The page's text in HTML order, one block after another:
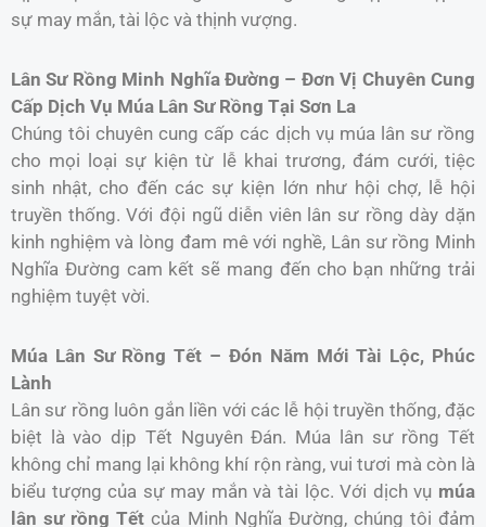
sự may mắn, tài lộc và thịnh vượng.
Lân Sư Rồng Minh Nghĩa Đường – Đơn Vị Chuyên Cung
Cấp Dịch Vụ Múa Lân Sư Rồng Tại Sơn La
Chúng tôi chuyên cung cấp các dịch vụ múa lân sư rồng
cho mọi loại sự kiện từ lễ khai trương, đám cưới, tiệc
sinh nhật, cho đến các sự kiện lớn như hội chợ, lễ hội
truyền thống. Với đội ngũ diễn viên lân sư rồng dày dặn
kinh nghiệm và lòng đam mê với nghề, Lân sư rồng Minh
Nghĩa Đường cam kết sẽ mang đến cho bạn những trải
nghiệm tuyệt vời.
Múa Lân Sư Rồng Tết – Đón Năm Mới Tài Lộc, Phúc
Lành
Lân sư rồng luôn gắn liền với các lễ hội truyền thống, đặc
biệt là vào dịp Tết Nguyên Đán. Múa lân sư rồng Tết
không chỉ mang lại không khí rộn ràng, vui tươi mà còn là
biểu tượng của sự may mắn và tài lộc. Với dịch vụ múa
lân sư rồng Tết của Minh Nghĩa Đường, chúng tôi đảm